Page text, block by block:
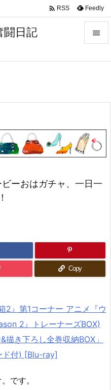
闘日記 


Next

 RSS Feedly
ーおはガチャ、一日一
Copy
2』第1コーナー アニメ『ウ
2』トレーナーズBOX)
き下ろし全巻収納BOX」
ド付) [Blu-ray]
です。